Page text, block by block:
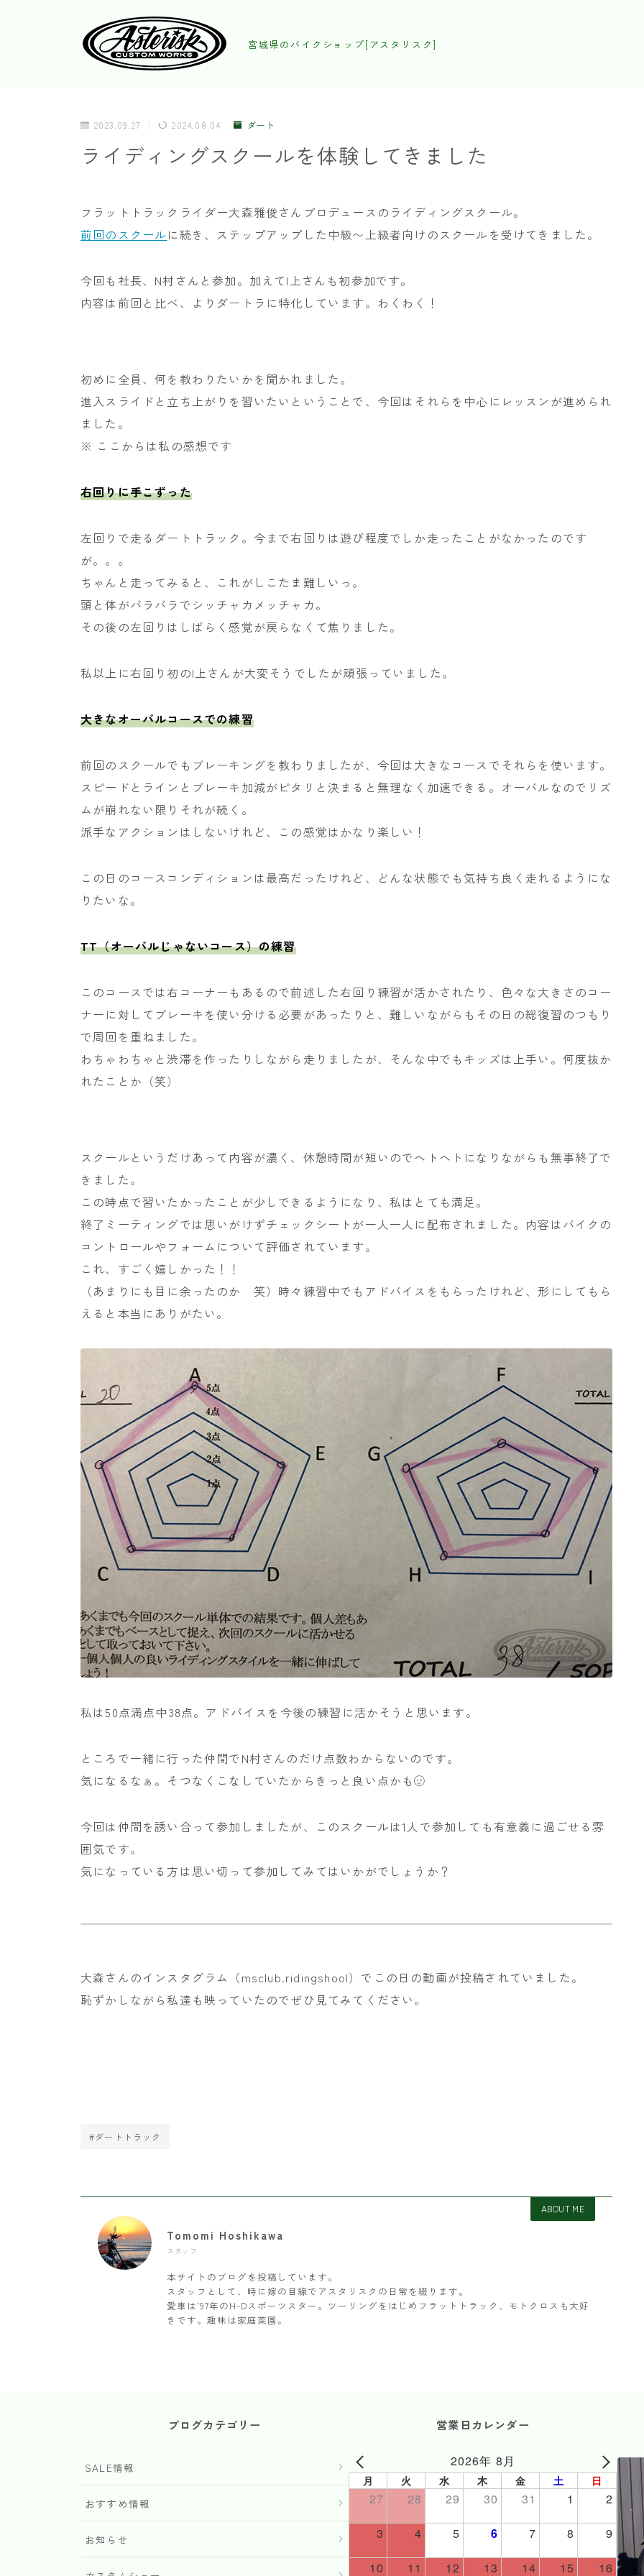
宮城県のバイクショップ[アスタリスク]
2023.09.27 2024.08.04 ダート
ライディングスクールを体験してきました
フラットトラックライダー大森雅俊さんプロデュースのライディングスクール。
前回のスクール に続き、ステップアップした中級〜上級者向けのスクールを受けてきました。
今回も社長、N村さんと参加。加えてI上さんも初参加です。
内容は前回と比べ、よりダートラに特化しています。わくわく！
初めに全員、何を教わりたいかを聞かれました。
進入スライドと立ち上がりを習いたいということで、今回はそれらを中心にレッスンが進められ
ました。
※ ここからは私の感想です
右回りに手こずった
左回りで走るダートトラック。今まで右回りは遊び程度でしか走ったことがなかったのです
が。。。
ちゃんと走ってみると、これがしこたま難しいっ。
頭と体がバラバラでシッチャカメッチャカ。
その後の左回りはしばらく感覚が戻らなくて焦りました。
私以上に右回り初のI上さんが大変そうでしたが頑張っていました。
大きなオーバルコースでの練習
前回のスクールでもブレーキングを教わりましたが、今回は大きなコースでそれらを使います。
スピードとラインとブレーキ加減がピタリと決まると無理なく加速できる。オーバルなのでリズ
ムが崩れない限りそれが続く。
派手なアクションはしないけれど、この感覚はかなり楽しい！
この日のコースコンディションは最高だったけれど、どんな状態でも気持ち良く走れるようにな
りたいな。
TT（オーバルじゃないコース）の練習
このコースでは右コーナーもあるので前述した右回り練習が活かされたり、色々な大きさのコー
ナーに対してブレーキを使い分ける必要があったりと、難しいながらもその日の総復習のつもり
で周回を重ねました。
わちゃわちゃと渋滞を作ったりしながら走りましたが、そんな中でもキッズは上手い。何度抜か
れたことか（笑）
スクールというだけあって内容が濃く、休憩時間が短いのでヘトヘトになりながらも無事終了で
きました。
この時点で習いたかったことが少しできるようになり、私はとても満足。
終了ミーティングでは思いがけずチェックシートが一人一人に配布されました。内容はバイクの
コントロールやフォームについて評価されています。
これ、すごく嬉しかった！！
（あまりにも目に余ったのか 笑）時々練習中でもアドバイスをもらったけれど、形にしてもら
えると本当にありがたい。
私は50点満点中38点。アドバイスを今後の練習に活かそうと思います。
ところで一緒に行った仲間でN村さんのだけ点数わからないのです。
気になるなぁ。そつなくこなしていたからきっと良い点かも
今回は仲間を誘い合って参加しましたが、このスクールは1人で参加しても有意義に過ごせる雰
囲気です。
気になっている方は思い切って参加してみてはいかがでしょうか？
大森さんのインスタグラム（msclub.ridingshool）でこの日の動画が投稿されていました。
恥ずかしながら私達も映っていたのでぜひ見てみてください。
#ダートトラック
ABOUT ME
Tomomi Hoshikawa
スタッフ
本サイトのブログを投稿しています。
スタッフとして、時に嫁の目線でアスタリスクの日常を綴ります。
愛車は’97年のH-Dスポーツスター。ツーリングをはじめフラットトラック、モトクロスも大好
きです。趣味は家庭菜園。
ブログカテゴリー
SALE情報
おすすめ情報
お知らせ
営業日カレンダー
2026年 8月
月 火 水 木 金 土 日
27 28 29 30 31 1 2
3 4 5 6 7 8 9
10 11 12 13 14 15 16